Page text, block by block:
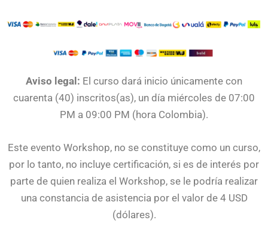
Aviso legal: El curso dará inicio únicamente con
cuarenta (40) inscritos(as), un día miércoles de 07:00
PM a 09:00 PM (hora Colombia).
Este evento Workshop, no se constituye como un curso,
por lo tanto, no incluye certificación, si es de interés por
parte de quien realiza el Workshop, se le podría realizar
una constancia de asistencia por el valor de 4 USD
(dólares).